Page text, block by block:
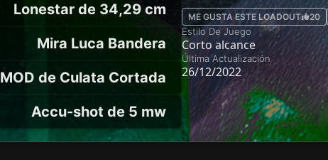
Lonestar de 34,29 cm
Mira Luca Bandera
MOD de Culata Cortada
Accu-shot de 5 mw
ME GUSTA ESTE LOADOUT 20
Estilo De Juego
Corto alcance
Última Actualización
26/12/2022